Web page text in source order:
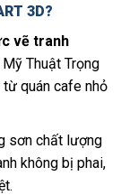
3D?
vẽ tranh
Thuật Trọng
từ quán cafe nhỏ
sơn chất lượng
không bị phai,